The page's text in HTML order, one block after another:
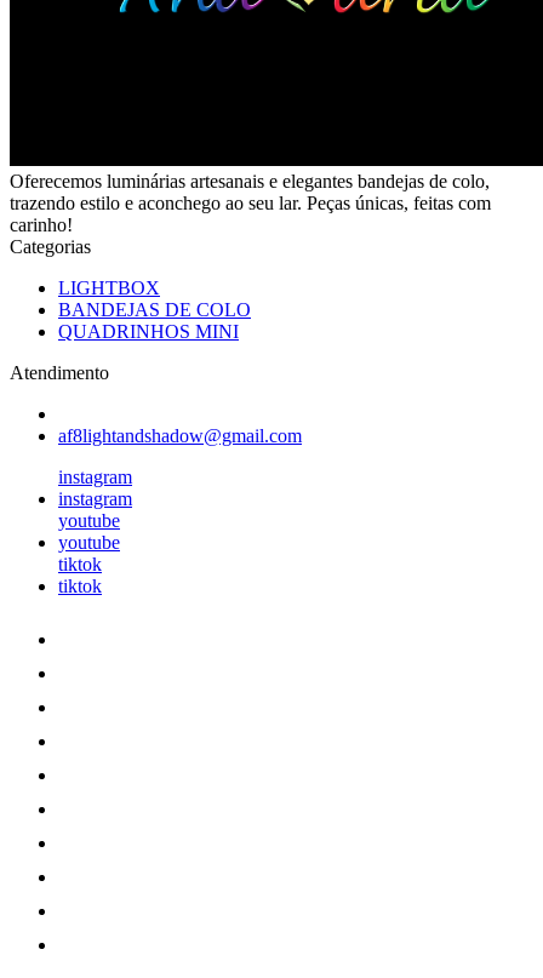
Oferecemos luminárias artesanais e elegantes bandejas de colo,
trazendo estilo e aconchego ao seu lar. Peças únicas, feitas com
carinho!
Categorias
LIGHTBOX
BANDEJAS DE COLO
QUADRINHOS MINI
Atendimento
af8lightandshadow@gmail.com
instagram
instagram
youtube
youtube
tiktok
tiktok